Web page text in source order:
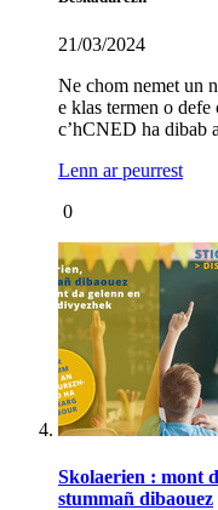
21/03/2024
Ne chom nemet un
e klas termen o
c’hCNED ha dibab
Lenn ar peurrest
0
Skolaerien : mont
stummañ dibaouez